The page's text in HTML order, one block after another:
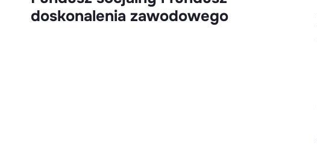
doskonalenia zawodowego